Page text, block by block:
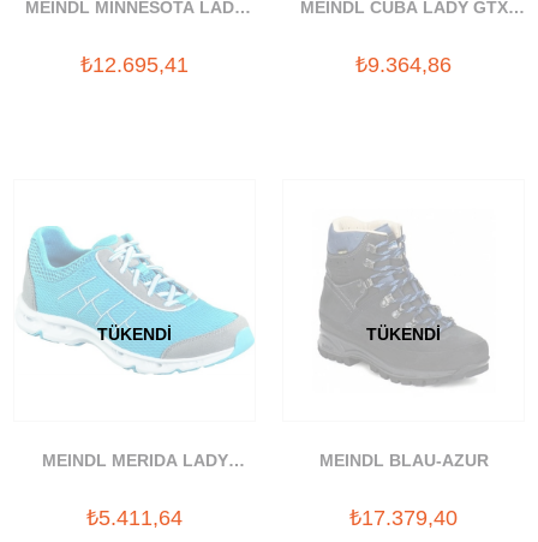
MEINDL MINNESOTA LADY
₺12.695,41
MEINDL CUBA LADY GTX
₺9.364,86
TÜKENDI
MEINDL MERIDA LADY
₺5.411,64
TÜKENDI
MEINDL BLAU-AZUR
₺17.379,40